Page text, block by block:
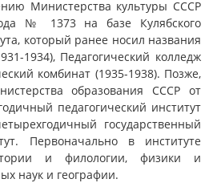
Министерства культуры СССР
№ 1373 на базе Кулябского
который ранее носил названия
1934), Педагогический колледж
комбинат (1935-1938). Позже,
образования СССР от
педагогический институт
государственный
Первоначально в институте
и филологии, физики и
наук и географии.